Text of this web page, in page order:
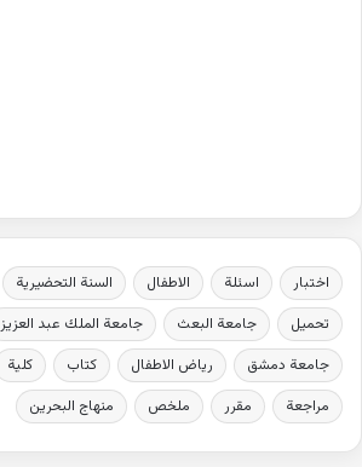
اختبار اسئلة الاطفال السنة التحضيرية
تحميل
جامعة البعث جامعة الملك عبد العزيز
جامعة دمشق
رياض الاطفال كتاب كلية
مراجعة
مقرر ملخص منهاج البحرين